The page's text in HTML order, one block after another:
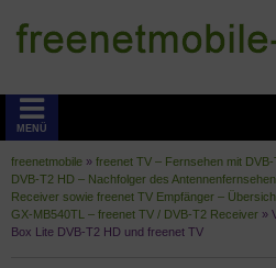
MENÜ
freenetmobile » freenet TV – Fernsehen mit
DVB-T2 HD – Nachfolger des
Receiver sowie freenet TV Empfänger –
GX-MB540TL – freenet TV / DVB-T2 Receiver »
Box Lite DVB-T2 HD und freenet TV